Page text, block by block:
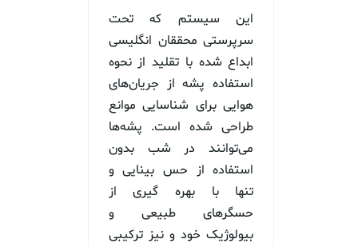
این سیستم که تحت
سرپرستی محققان انگلیسی
ابداع شده با تقلید از نحوه
استفاده پشه از جریان‌های
هوایی برای شناسایی موانع
طراحی شده است. پشه‌ها
می‌توانند در شب بدون
استفاده از حس بینایی و
تنها با بهره گیری از
حسگرهای طبیعی و
بیولوژیک خود و نیز ترکیبی